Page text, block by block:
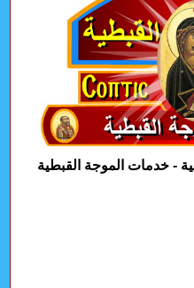
- خدمات الموجة القبطية